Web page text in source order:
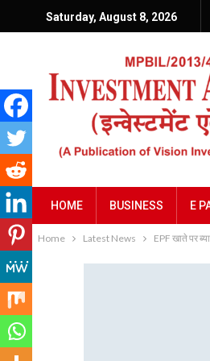
Saturday, August 8, 2026
HOME BUSINESS E
Home Latest News EPF खाते पर